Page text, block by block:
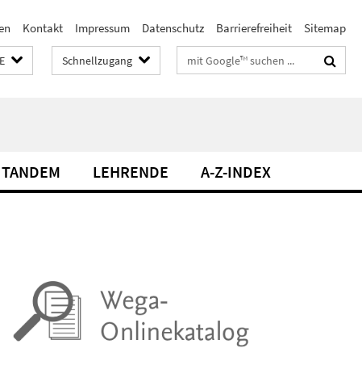
Kontakt Impressum Datenschutz Barrierefreiheit Sitemap
Schnellzugang Suchbegriffe
TANDEM LEHRENDE A-Z-INDEX